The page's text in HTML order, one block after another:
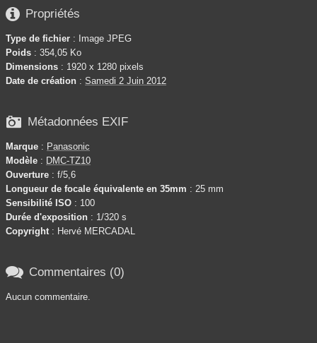
 Propriétés
Type de fichier : Image JPEG
Poids : 354,05 Ko
Dimensions : 1920 x 1280 pixels
Date de création : Samedi 2 Juin 2012
 Métadonnées EXIF
Marque : Panasonic
Modèle : DMC-TZ10
Ouverture : f/5,6
Longueur de focale équivalente en 35mm : 25 mm
Sensibilité ISO : 100
Durée d'exposition : 1/320 s
Copyright : Hervé MERCADAL
 Commentaires (0)
Aucun commentaire.